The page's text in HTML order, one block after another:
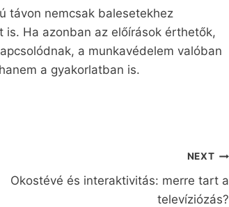
távon nemcsak balesetekhez
Ha azonban az előírások érthetők,
a munkavédelem valóban
a gyakorlatban is.
NEXT
Okostévé és interaktivitás: merre tart a
televíziózás?